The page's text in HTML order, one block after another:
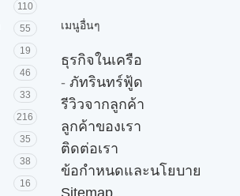
110
55
19
46
33
216
35
38
16
เมนูอื่นๆ
ธุรกิจในเครือ
- ภัทรินทร์ฟู้ด
รีวิวจากลูกค้า
ลูกค้าของเรา
ติดต่อเรา
ข้อกำหนดและนโยบาย